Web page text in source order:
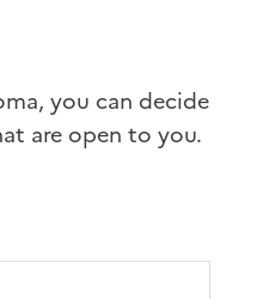
you can decide
are open to you.